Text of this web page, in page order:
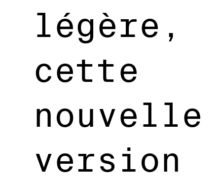
légère,
cette
nouvelle
version